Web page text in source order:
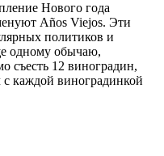
Нового года
Años Viejos. Эти
политиков и
одному обычаю,
съесть 12 виноградин,
каждой виноградинкой